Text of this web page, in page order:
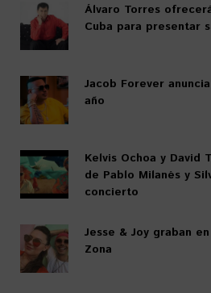
Álvaro Torres
Cuba para presentar
Jacob Forever
año
Kelvis Ochoa y David
de Pablo Milanés y
concierto
Jesse & Joy graban
Zona